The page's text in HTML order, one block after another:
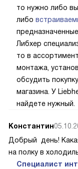
то нужно либо
либо
Либхер
то в
монтажа,
обсудить
магазина. У
найдете нужный.
Константин
Добрый день!
на полку в
Специалист